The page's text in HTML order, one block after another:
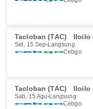
Tacloban (TAC) Iloilo
Sel, 15 Sep Langsung
Cebgo
Tacloban (TAC) Iloilo
Sab, 15 Agu Langsung
Cebgo